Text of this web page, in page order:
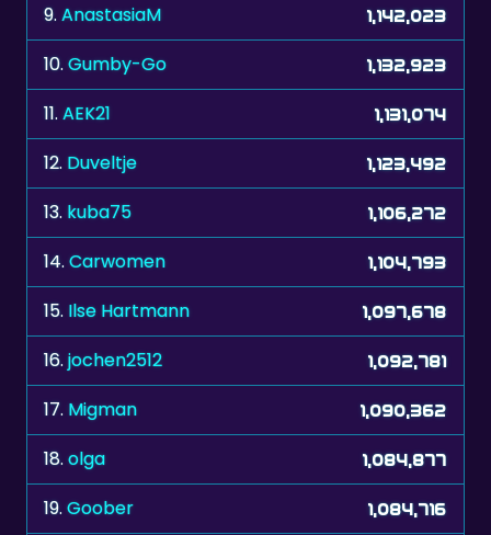
9.AnastasiaM 1,142,023
10.Gumby-Go 1,132,923
11.AEK21 1,131,074
12. Duveltje 1,123,492
13. kuba75 1,106,272
14.Carwomen 1,104,793
15. Ilse Hartmann 1,097,678
16.jochen2512 1,092,781
17. Migman 1,090,362
18.olga 1,084,877
19.Goober 1,084,716